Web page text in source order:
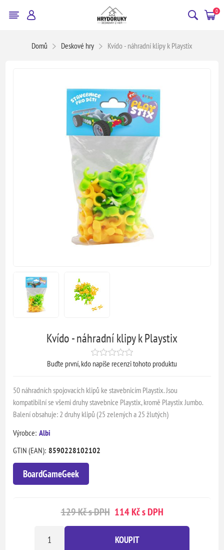
0
Domů Deskové hry Kvído - náhradní klipy k Playstix
Kvído - náhradní klipy k Playstix
Buďte první, kdo napíše recenzi tohoto produktu
50 náhradních spojovacích klipů ke stavebnicím Playstix. Jsou
kompatibilní se všemi druhy stavebnice Playstix, kromě Playstix Jumbo.
Balení obsahuje: 2 druhy klipů (25 zelených a 25 žlutých)
Výrobce: Albi
GTIN (EAN): 8590228102102
BoardGameGeek
129 Kč s DPH 114 Kč s DPH
KOUPIT